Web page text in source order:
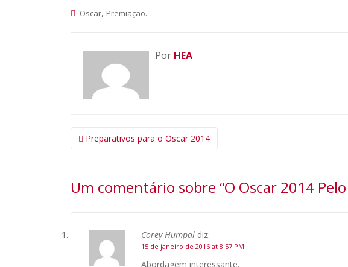
Oscar, Premiação.
Por HEA
Navegação
Preparativos para o Oscar 2014
Um comentário sobre “O Oscar 2014
Corey Humpal diz:
15 de janeiro de 2016 at 8:57 PM
Abordagem interessante.